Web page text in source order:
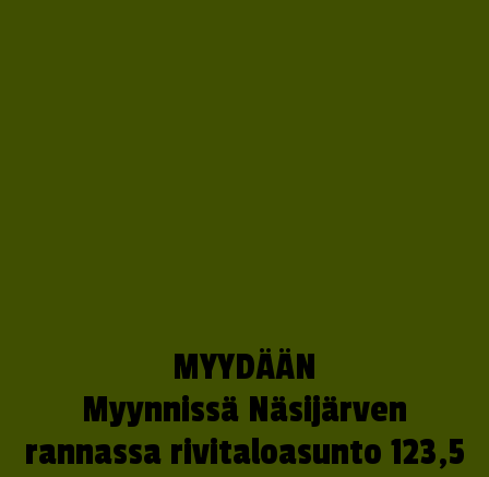
MYYDÄÄN
Myynnissä Näsijärven
rannassa rivitaloasunto 123,5